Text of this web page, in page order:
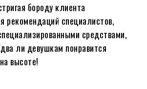
бороду клиента
рекомендаций специалистов,
средствами,
ли девушкам понравится
высоте!